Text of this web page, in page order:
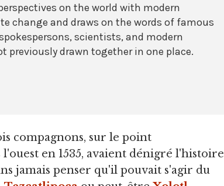
on the world with modern
change and draws on the words of famous
scientists, and modern
previously drawn together in one place.
compagnons, sur le point
en 1535, avaient dénigré l'histoire
jamais penser qu'il pouvait s'agir du